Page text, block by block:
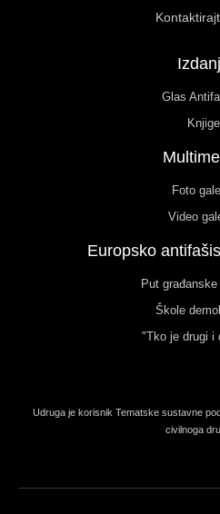
Glas
Knjige
Foto
Video
Europsko
Put građanske
Škole
"Tko je drugi i
Udruga je korisnik Tematske sustavne
civilnoga